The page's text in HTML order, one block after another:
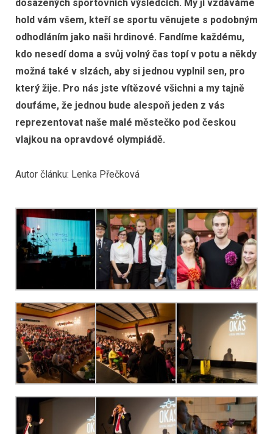
dosažených sportovních výsledcích. My jí vzdáváme
hold vám všem, kteří se sportu věnujete s podobným
odhodláním jako naši hrdinové. Fandíme každému,
kdo nesedí doma a svůj volný čas topí v potu a někdy
možná také v slzách, aby si jednou vyplnil sen, pro
který žije. Pro nás jste vítězové všichni a my tajně
doufáme, že jednou bude alespoň jeden z vás
reprezentovat naše malé městečko pod českou
vlajkou na opravdové olympiádě.
Autor článku: Lenka Přečková